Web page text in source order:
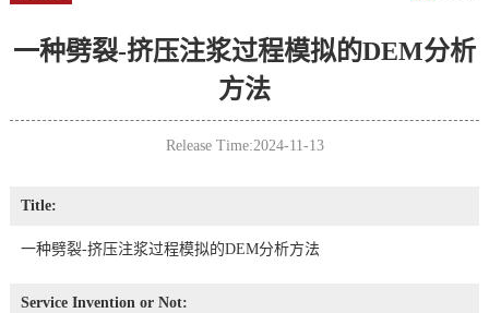
一种劈裂-挤压注浆过程模拟的DEM分析
方法
Release Time:2024-11-13
Title:
一种劈裂-挤压注浆过程模拟的DEM分析方法
Service Invention or Not: